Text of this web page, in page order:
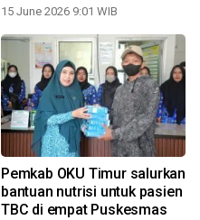
15 June 2026 9:01 WIB
Pemkab OKU Timur salurkan
bantuan nutrisi untuk pasien
TBC di empat Puskesmas